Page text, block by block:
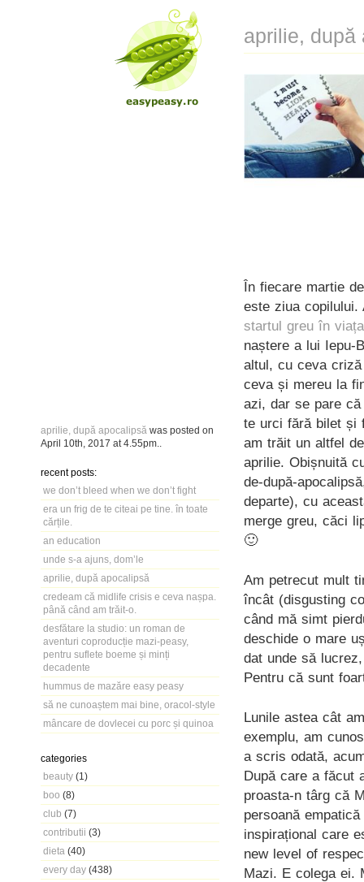
aprilie, după apocalipsă was posted on
April 10th, 2017 at 4.55pm
recent posts:
we don’t bleed when we don’t fight
era un frig de te citeai pe tine. în toate
cărțile.
an education
unde s-a ajuns, dom’le
aprilie, după apocalipsă
credeam că midlife crisis e ceva nașpa.
până când am trăit-o.
desfătare la studio: un roman de
aventuri coproducție mazi-peasy,
pentru suflete boeme și minți
decadente
hummus de mazăre easy peasy
să ne cunoaștem mai bine, oracol-style
mâncare de dovlecei cu porc și quinoa
categories
beauty (1)
boo (8)
club (7)
contributii (3)
dieta (40)
every day (438)
aprilie, după
În fiecare martie
este ziua
startul greu în
naștere a lui Iepu-
altul, cu ceva
ceva și mereu la
azi, dar se pare
te urci fără bilet și
am trăit un altfel
aprilie. Obișnuită
de-după-
departe), cu
merge greu, căci
🙂
Am petrecut mult
încât (disgusting
când mă simt
deschide o mare
dat unde să
Pentru că sunt
Lunile astea cât
exemplu, am
a scris odată,
După care a făcut
proasta-n târg că
persoană
inspirațional care
new level of
Mazi. E colega ei.